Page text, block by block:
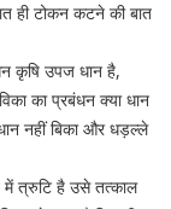
ही टोकन कटने की बात
कृषि उपज धान है,
का प्रबंधन क्या धान
नहीं बिका और धड़ल्ले
में त्रुटि है उसे तत्काल